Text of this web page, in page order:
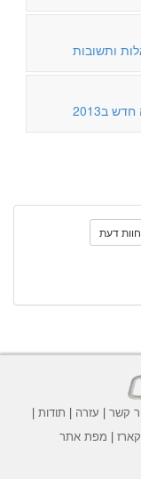
ותשובות
ב2013
דעת
קשר | עזרה | תודות |
| מפת אתר